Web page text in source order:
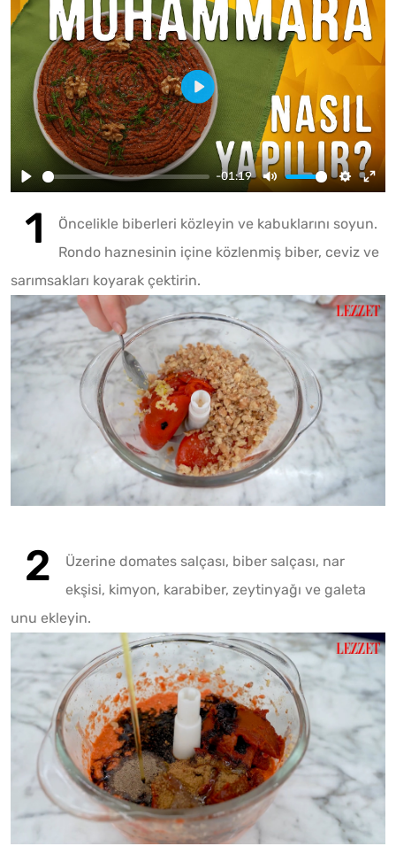
-01:19
Play
Öncelikle biberleri közleyin ve kabuklarını soyun.
Rondo haznesinin içine közlenmiş biber, ceviz ve
sarımsakları koyarak çektirin.
Üzerine domates salçası, biber salçası, nar
ekşisi, kimyon, karabiber, zeytinyağı ve galeta
unu ekleyin.